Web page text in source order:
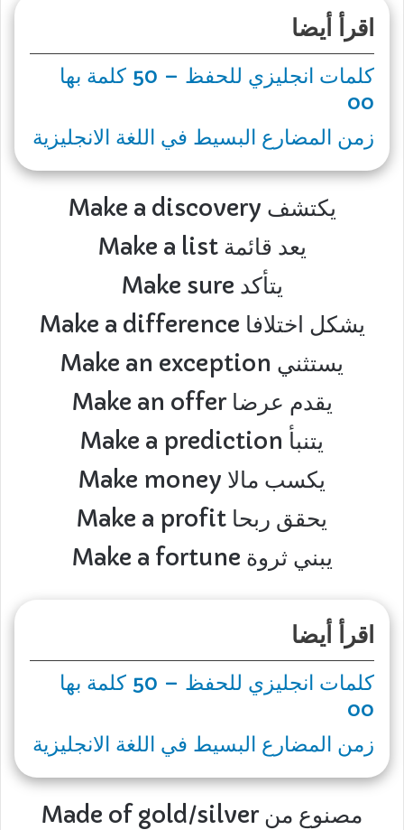
اقرأ أيضا
كلمات انجليزي للحفظ – 50 كلمة بها
oo
زمن المضارع البسيط في اللغة الانجليزية
Make a discovery يكتشف
Make a list يعد قائمة
Make sure يتأكد
Make a difference يشكل اختلافا
Make an exception يستثني
Make an offer يقدم عرضا
Make a prediction يتنبأ
Make money يكسب مالا
Make a profit يحقق ربحا
Make a fortune يبني ثروة
اقرأ أيضا
كلمات انجليزي للحفظ – 50 كلمة بها
oo
زمن المضارع البسيط في اللغة الانجليزية
Made of gold/silver مصنوع من